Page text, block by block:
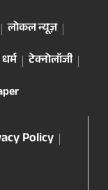
लोकल न्यूज़
धर्म
टेक्नोलॉजी
Policy